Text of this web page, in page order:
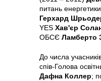
питань
Герхард
YES Хав'єр
ОБСЄ Ламберто
До числа
спів-Голова
Дафна Коллер;